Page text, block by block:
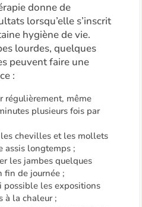
donne de
lorsqu’elle s’inscrit
hygiène de vie.
lourdes, quelques
peuvent faire une
:
régulièrement, même
plusieurs fois par
chevilles et les mollets
assis longtemps ;
les jambes quelques
fin de journée ;
possible les expositions
à la chaleur ;